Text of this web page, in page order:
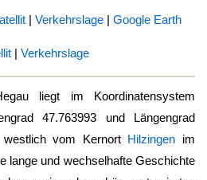
| Verkehrslage | Google Earth
| Verkehrslage
liegt im Koordinatensystem
47.763993 und Längengrad
vom Kernort Hilzingen im
lange und wechselhafte Geschichte